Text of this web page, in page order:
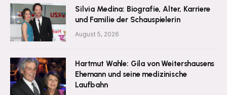
Silvia Medina: Biografie, Alter, Karriere
und Familie der Schauspielerin
August 5, 2026
Hartmut Wahle: Gila von Weitershausens
Ehemann und seine medizinische
Laufbahn